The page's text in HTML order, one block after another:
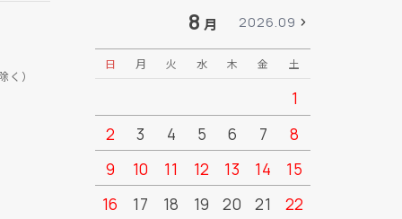
く）
8 月 2026.09
日 月 火 水 木 金 土
1
2
3 4 5 6 7
8
9
10 11 12 13 14
15
16
17 18 19 20 21
22